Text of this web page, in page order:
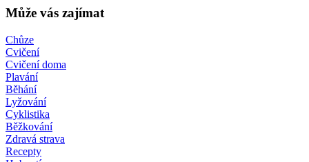
Může vás zajímat
Chůze
Cvičení
Cvičení doma
Plavání
Běhání
Lyžování
Cyklistika
Běžkování
Zdravá strava
Recepty